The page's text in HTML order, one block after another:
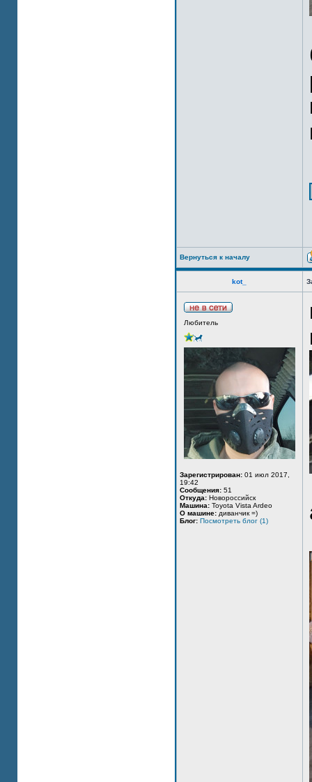
Вернуться к началу
kot_
Любитель
Зарегистрирован: 01 июл 2017,
19:42
Сообщения: 51
Откуда: Новороссийск
Машина: Toyota Vista Ardeo
О машине: диванчик =)
Блог: Посмотреть блог (1)